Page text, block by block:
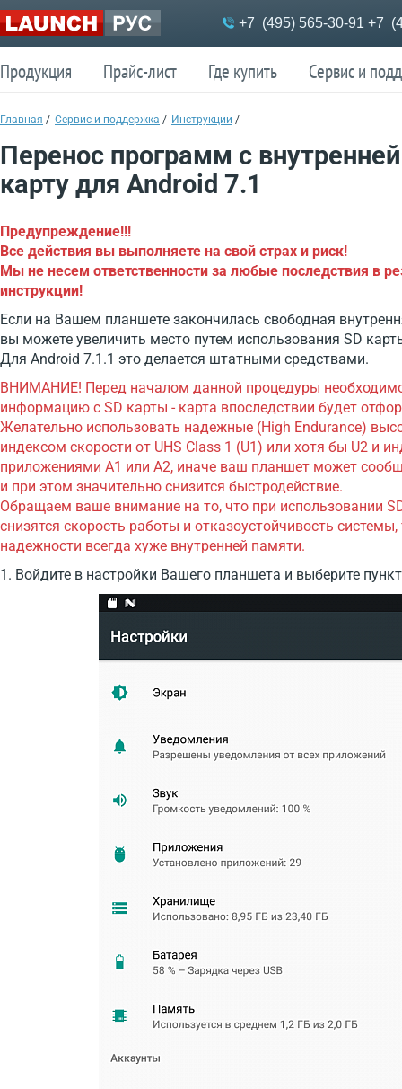
Меню
Продукция Прайс-лист Где купить Сервис и
+7 (495) 565-30-91 +7
Продукция Прайс-лист Где купить Сервис и
Главная / Сервис и поддержка / Инструкции /
Перенос программ с
карту для Android 7.1
Предупреждение!!!
Все действия вы выполняете на свой страх и риск!
Мы не несем ответственности за любые последствия в
инструкции!
Если на Вашем планшете закончилась свободная
вы можете увеличить место путем использования SD
Для Android 7.1.1 это делается штатными средствами.
ВНИМАНИЕ! Перед началом данной процедуры
информацию с SD карты - карта впоследствии будет
Желательно использовать надежные (High Endurance)
индексом скорости от UHS Class 1 (U1) или хотя бы U2 и
приложениями А1 или А2, иначе ваш планшет может
и при этом значительно снизится быстродействие.
Обращаем ваше внимание на то, что при использовании
снизятся скорость работы и отказоустойчивость
надежности всегда хуже внутренней памяти.
1. Войдите в настройки Вашего планшета и выберите